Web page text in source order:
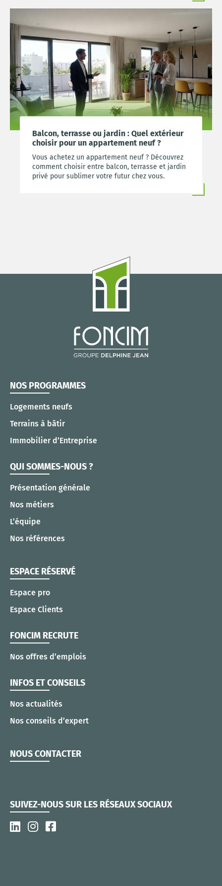
Balcon, terrasse ou jardin : Quel extérieur
choisir pour un appartement neuf ?
Vous achetez un appartement neuf ? Découvrez
comment choisir entre balcon, terrasse et jardin
privé pour sublimer votre futur chez vous.
NOS PROGRAMMES
Logements neufs
Terrains à bâtir
Immobilier d’Entreprise
QUI SOMMES-NOUS ?
Présentation générale
Nos métiers
L’équipe
Nos références
ESPACE RÉSERVÉ
Espace pro
Espace Clients
FONCIM RECRUTE
Nos offres d’emplois
INFOS ET CONSEILS
Nos actualités
Nos conseils d’expert
NOUS CONTACTER
SUIVEZ-NOUS SUR LES RÉSEAUX SOCIAUX